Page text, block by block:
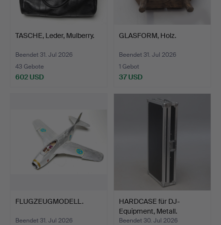
TASCHE, Leder, Mulberry.
Beendet 31. Jul 2026
43 Gebote
602 USD
GLASFORM, Holz.
Beendet 31. Jul 2026
1 Gebot
37 USD
FLUGZEUGMODELL.
Beendet 31. Jul 2026
HARDCASE für DJ-
Equipment, Metall.
Beendet 30. Jul 2026